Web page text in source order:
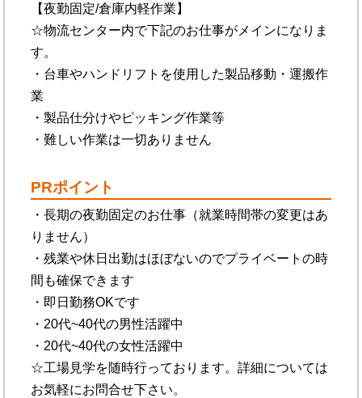
【夜勤固定/倉庫内軽作業】
☆物流センター内で下記のお仕事がメインになりま
す。
・台車やハンドリフトを使用した製品移動・運搬作
業
・製品仕分けやピッキング作業等
・難しい作業は一切ありません
PRポイント
・長期の夜勤固定のお仕事（就業時間帯の変更はあ
りません）
・残業や休日出勤はほぼないのでプライベートの時
間も確保できます
・即日勤務OKです
・20代~40代の男性活躍中
・20代~40代の女性活躍中
☆工場見学を随時行っております。詳細については
お気軽にお問合せ下さい。